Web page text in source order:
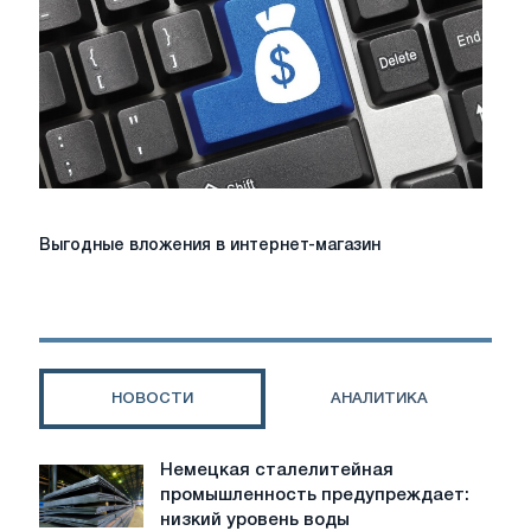
Выгодные
вложения
Выгодные вложения в интернет-магазин
НОВОСТИ АНАЛИТИКА
Немецкая
сталелитейная
промышленность
Немецкая сталелитейная
промышленность предупреждает:
низкий уровень воды